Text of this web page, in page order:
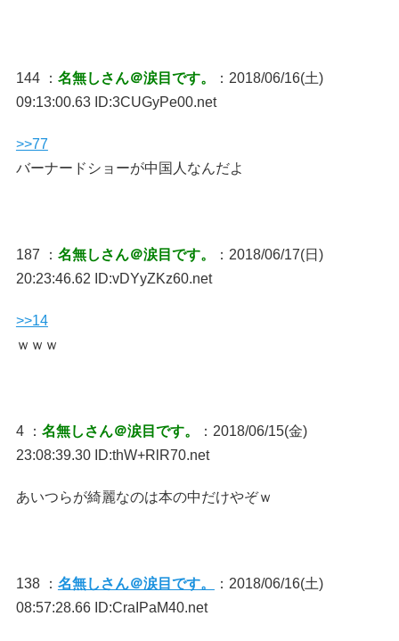
144 ： 名無しさん＠涙目です。
：2018/06/16(土)
09:13:00.63 ID:3CUGyPe00.net
>>77
バーナードショーが中国人なんだよ
187 ： 名無しさん＠涙目です。
：2018/06/17(日)
20:23:46.62 ID:vDYyZKz60.net
>>14
ｗｗｗ
4 ： 名無しさん＠涙目です。
：2018/06/15(金)
23:08:39.30 ID:thW+RlR70.net
あいつらが綺麗なのは本の中だけやぞｗ
138 ： 名無しさん＠涙目です。
：2018/06/16(土)
08:57:28.66 ID:CraIPaM40.net